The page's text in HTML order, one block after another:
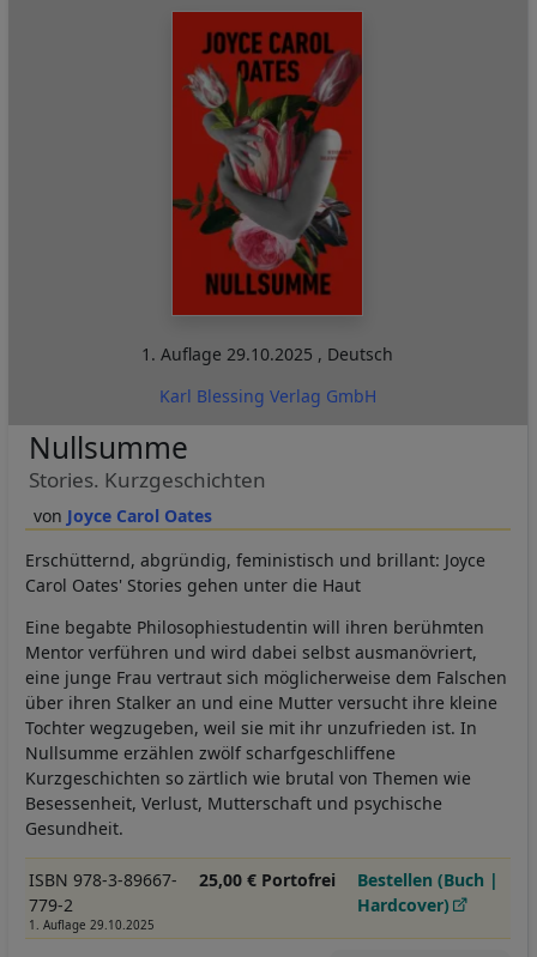
1. Auflage29.10.2025 , Deutsch
Karl Blessing Verlag GmbH
Joyce Carol Oates
Nullsumme
Stories. Kurzgeschichten
Erschütternd, abgründig, feministisch und brillant: Joyce
Carol Oates' Stories gehen unter die Haut
Eine begabte Philosophiestudentin will ihren berühmten
Mentor verführen und wird dabei selbst ausmanövriert,
eine junge Frau vertraut sich möglicherweise dem Falschen
über ihren Stalker an und eine Mutter versucht ihre kleine
Tochter wegzugeben, weil sie mit ihr unzufrieden ist. In
Nullsumme erzählen zwölf scharfgeschliffene
Kurzgeschichten so zärtlich wie brutal von Themen wie
Besessenheit, Verlust, Mutterschaft und psychische
Gesundheit.
ISBN 978-3-89667-
779-2
1. Auflage 29.10.2025
25,00 € Portofrei
Bestellen (Buch |
Hardcover)